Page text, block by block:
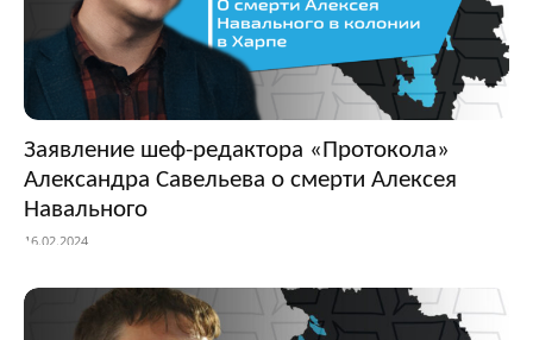
Заявление шеф-редактора «Протокола»
Александра Савельева о смерти Алексея
Навального
16.02.2024